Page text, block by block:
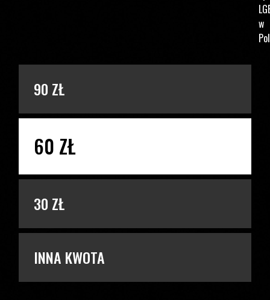
w
90 ZŁ
60 ZŁ
30 ZŁ
INNA KWOTA
PODAJ KWOTĘ